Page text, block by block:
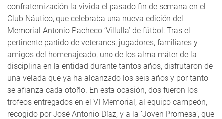
confraternización la vivida el pasado fin de semana en el
Club Náutico, que celebraba una nueva edición del
Memorial Antonio Pacheco ‘Villulla’ de fútbol. Tras el
pertinente partido de veteranos, jugadores, familiares y
amigos del homenajeado, uno de los alma máter de la
disciplina en la entidad durante tantos años, disfrutaron de
una velada que ya ha alcanzado los seis años y por tanto
se afianza cada otoño. En esta ocasión, dos fueron los
trofeos entregados en el VI Memorial, al equipo campeón,
recogido por José Antonio Díaz; y a la ‘Joven Promesa’, que